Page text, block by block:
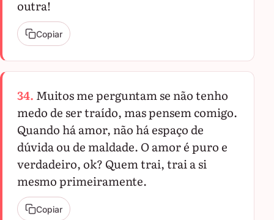
outra!
Copiar
34. Muitos me perguntam se não tenho
medo de ser traído, mas pensem comigo.
Quando há amor, não há espaço de
dúvida ou de maldade. O amor é puro e
verdadeiro, ok? Quem trai, trai a si
mesmo primeiramente.
Copiar